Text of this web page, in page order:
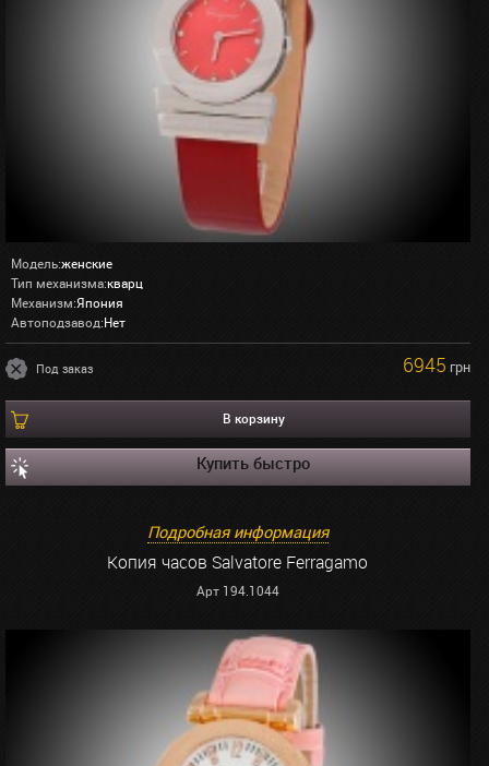
Модель:женские
Тип механизма:кварц
Механизм:Япония
Автоподзавод:Нет
Под заказ 6945 грн
В корзину
Купить быстро
Подробная информация
Копия часов Salvatore Ferragamo
Арт 194.1044